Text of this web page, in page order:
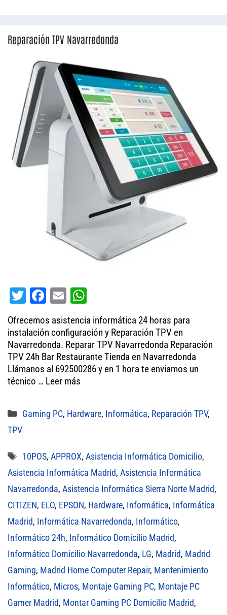
Reparación TPV Navarredonda
T
tt
er
Fa
bo
ok
E
ail
ha
ts
A
pp
Ofrecemos asistencia informática 24 horas para
instalación configuración y Reparación TPV en
Navarredonda. Reparar TPV Navarredonda Reparación
TPV 24h Bar Restaurante Tienda en Navarredonda
Llámanos al 692500286 y en 1 hora te enviamos un
técnico … Leer más
Categorías
Gaming PC, Hardware, Informática, Reparación TPV,
TPV
Etiquetas
10POS, APPROX, Asistencia Informática Domicilio,
Asistencia Informática Madrid, Asistencia Informática
Navarredonda, Asistencia Informática Sierra Norte Madrid,
CITIZEN, ELO, EPSON, Hardware, Informática, Informática
Madrid, Informática Navarredonda, Informático,
Informático 24h, Informático Domicilio Madrid,
Informático Domicilio Navarredonda, LG, Madrid, Madrid
Gaming, Madrid Home Computer Repair, Mantenimiento
Informático, Micros, Montaje Gaming PC, Montaje PC
Gamer Madrid, Montar Gaming PC Domicilio Madrid,